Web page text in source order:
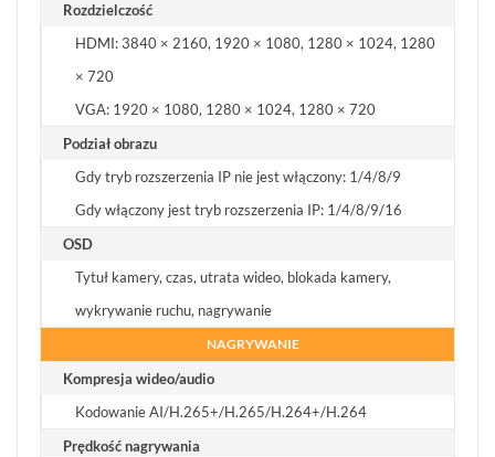
Rozdzielczość
HDMI: 3840 × 2160, 1920 × 1080, 1280 × 1024, 1280
× 720
VGA: 1920 × 1080, 1280 × 1024, 1280 × 720
Podział obrazu
Gdy tryb rozszerzenia IP nie jest włączony: 1/4/8/9
Gdy włączony jest tryb rozszerzenia IP: 1/4/8/9/16
OSD
Tytuł kamery, czas, utrata wideo, blokada kamery,
wykrywanie ruchu, nagrywanie
NAGRYWANIE
Kompresja wideo/audio
Kodowanie AI/H.265+/H.265/H.264+/H.264
Prędkość nagrywania